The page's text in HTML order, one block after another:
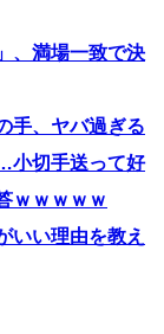
、満場一致で決
手、ヤバ過ぎる
小切手送って好
ｗｗｗｗｗ
いい理由を教え